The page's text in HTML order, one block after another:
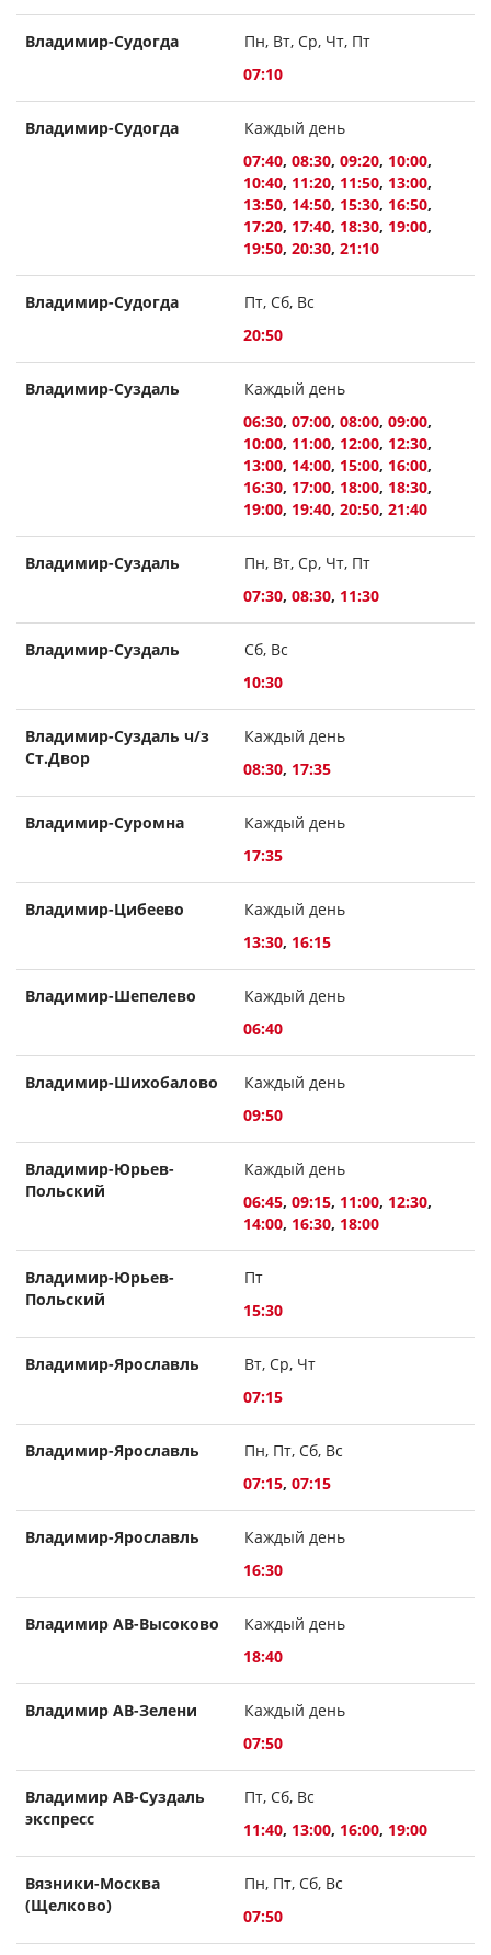
Владимир-Судогда
Пн, Вт, Ср, Чт, Пт
07:10
Владимир-Судогда
Каждый день
07:40, 08:30, 09:20, 10:00,
10:40, 11:20, 11:50, 13:00,
13:50, 14:50, 15:30, 16:50,
17:20, 17:40, 18:30, 19:00,
19:50, 20:30, 21:10
Владимир-Судогда
Пт, Сб, Вс
20:50
Владимир-Суздаль
Каждый день
06:30, 07:00, 08:00, 09:00,
10:00, 11:00, 12:00, 12:30,
13:00, 14:00, 15:00, 16:00,
16:30, 17:00, 18:00, 18:30,
19:00, 19:40, 20:50, 21:40
Владимир-Суздаль
Пн, Вт, Ср, Чт, Пт
07:30, 08:30, 11:30
Владимир-Суздаль
Сб, Вс
10:30
Владимир-Суздаль ч/з
Ст.Двор
Каждый день
08:30, 17:35
Владимир-Суромна
Каждый день
17:35
Владимир-Цибеево
Каждый день
13:30, 16:15
Владимир-Шепелево
Каждый день
06:40
Владимир-Шихобалово
Каждый день
09:50
Владимир-Юрьев-
Польский
Каждый день
06:45, 09:15, 11:00, 12:30,
14:00, 16:30, 18:00
Владимир-Юрьев-
Польский
Пт
15:30
Владимир-Ярославль
Вт, Ср, Чт
07:15
Владимир-Ярославль
Пн, Пт, Сб, Вс
07:15, 07:15
Владимир-Ярославль
Каждый день
16:30
Владимир АВ-Высоково
Каждый день
18:40
Владимир АВ-Зелени
Каждый день
07:50
Владимир АВ-Суздаль
экспресс
Пт, Сб, Вс
11:40, 13:00, 16:00, 19:00
Вязники-Москва
(Щелково)
Пн, Пт, Сб, Вс
07:50